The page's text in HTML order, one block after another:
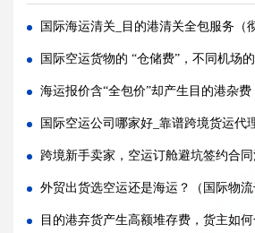
国际快递虚报货值有什么后果（海关
旺季国际空运仓位紧张，如何提前锁
空运主单MAWB与分单HAWB有什么
海运出口报关资料单单不一致，会造
跨境电商选快船还是普船，除了时效
拼箱海运目的港拆箱费由谁承担，如
国际快递货件标签制作有什么要求（
国际海运清关_目的港清关全包服务（
国际空运货物的 “仓储费”，不同机场
海运报价含“全包价”却产生目的港杂
国际空运公司哪家好_靠谱跨境货运代
跨境新手卖家，空运订舱避坑签约合
外贸出货选空运还是海运？（国际物流
目的港弃货产生高额堆存费，货主如